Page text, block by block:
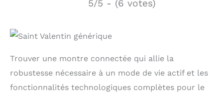
5/5 - (6 votes)
Trouver une montre connectée qui allie la
robustesse nécessaire à un mode de vie actif et les
fonctionnalités technologiques complètes pour le